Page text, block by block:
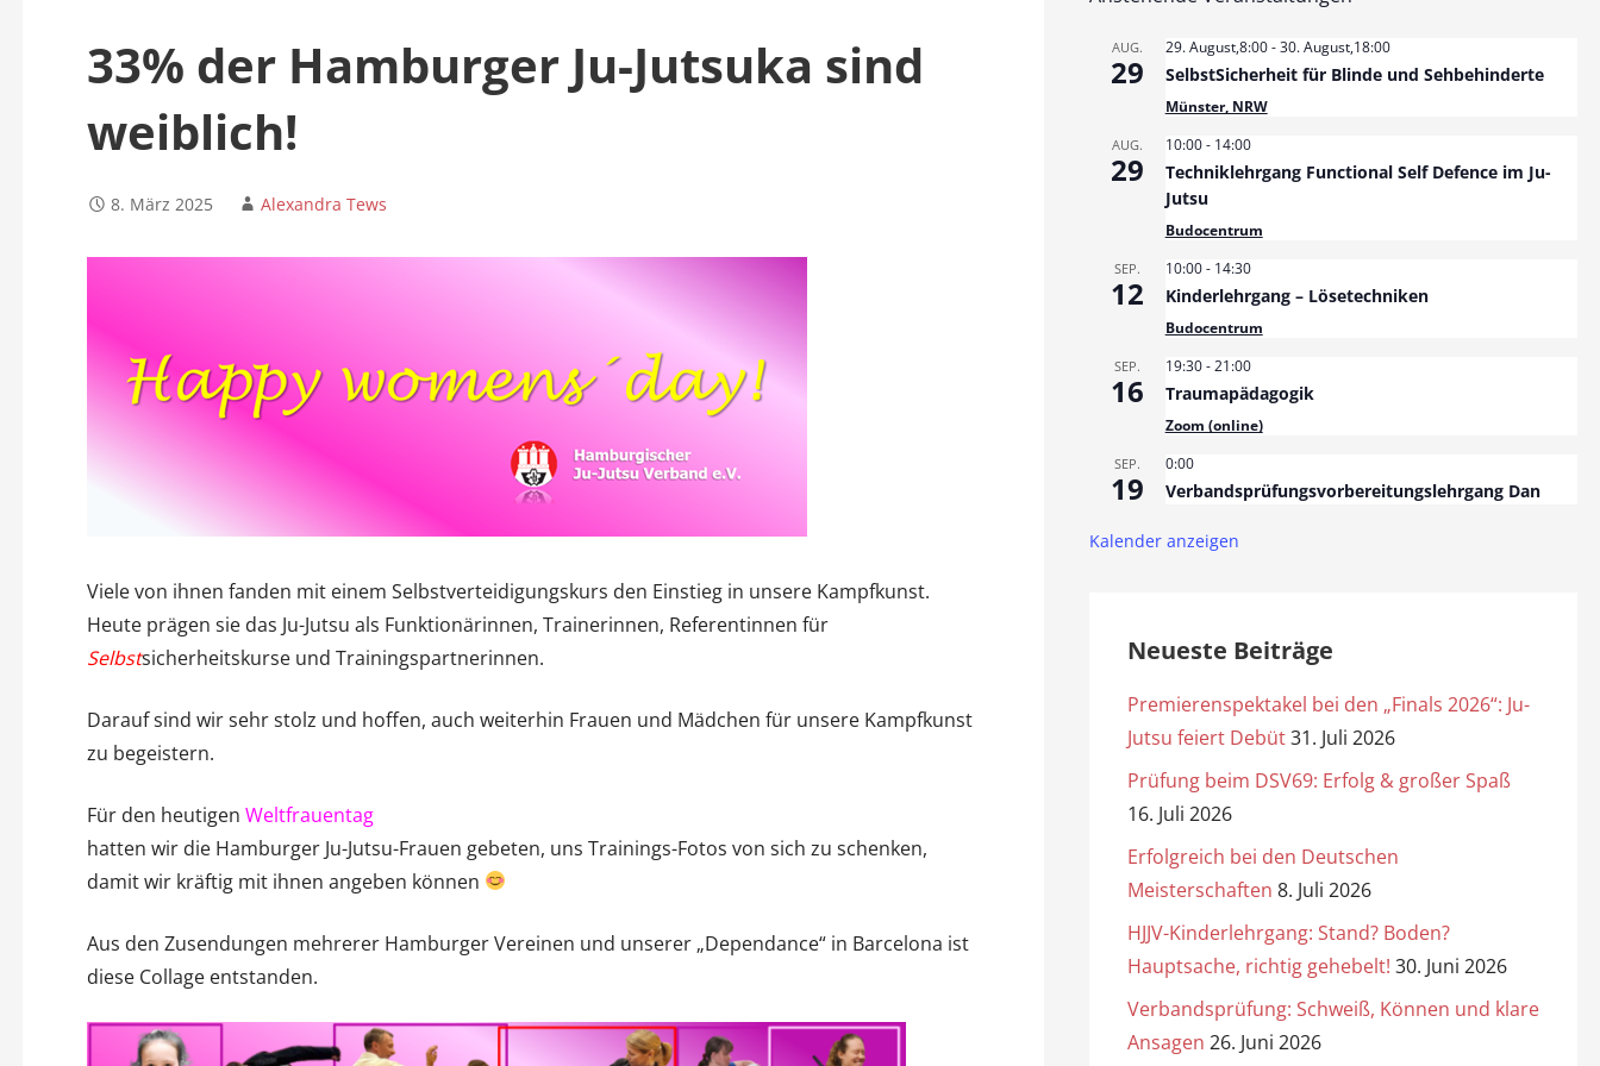
33% der Hamburger Ju-Jutsuka sind
weiblich!
8. März 2025 Alexandra Tews
Viele von ihnen fanden mit einem Selbstverteidigungskurs den Einstieg in unsere Kampfkunst.
Heute prägen sie das Ju-Jutsu als Funktionärinnen, Trainerinnen, Referentinnen für
Selbstsicherheitskurse und Trainingspartnerinnen.
Darauf sind wir sehr stolz und hoffen, auch weiterhin Frauen und Mädchen für unsere Kampfkunst
zu begeistern.
Für den heutigen Weltfrauentag
hatten wir die Hamburger Ju-Jutsu-Frauen gebeten, uns Trainings-Fotos von sich zu schenken,
damit wir kräftig mit ihnen angeben können
Aus den Zusendungen mehrerer Hamburger Vereinen und unserer „Dependance“ in Barcelona ist
diese Collage entstanden.
AUG.
29
29. August,8:00-30. August,18:00
SelbstSicherheit für Blinde und Sehbehinderte
Münster, NRW
AUG.
29
10:00- 14:00
Techniklehrgang Functional Self Defence im Ju-
Jutsu
Budocentrum
SEP.
12
10:00- 14:30
Kinderlehrgang – Lösetechniken
Budocentrum
SEP.
16
19:30-21:00
Traumapädagogik
Zoom (online)
SEP.
19
0:00
Verbandsprüfungsvorbereitungslehrgang Dan
Kalender anzeigen
Neueste Beiträge
Premierenspektakel bei den „Finals 2026“: Ju-
Jutsu feiert Debüt31. Juli 2026
Prüfung beim DSV69: Erfolg & großer Spaß
16. Juli 2026
Erfolgreich bei den Deutschen
Meisterschaften 8. Juli 2026
HJJV-Kinderlehrgang: Stand? Boden?
Hauptsache, richtig gehebelt! 30. Juni 2026
Verbandsprüfung: Schweiß, Können und klare
Ansagen 26. Juni 2026